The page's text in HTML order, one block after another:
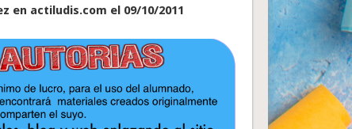
en actiludis.com el 09/10/2011